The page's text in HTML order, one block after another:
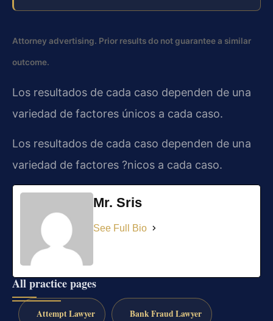
Attorney advertising. Prior results do not guarantee a similar
outcome.
Los resultados de cada caso dependen de una
variedad de factores únicos a cada caso.
Los resultados de cada caso dependen de una
variedad de factores ?nicos a cada caso.
Mr. Sris
See Full Bio
All practice pages
Attempt Lawyer Bank Fraud Lawyer